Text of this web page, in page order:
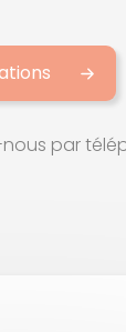
par